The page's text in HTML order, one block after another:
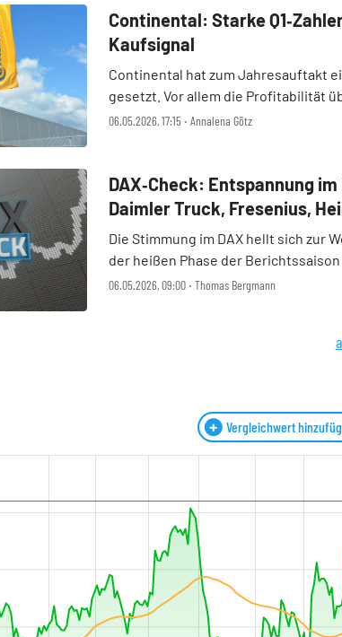
06.05.2026, 17:15 ‧ Annalena Götz
Continental: Starke
Kaufsignal
Continental hat zum Jahresauftakt
gesetzt. Vor allem die Profitabilität
genau darauf hatte der Markt
06.05.2026, 09:00 ‧ Thomas Bergmann
DAX‑Check: Entspannung im
Daimler Truck, Fresenius,
Infineon, Lufthansa,
Die Stimmung im DAX hellt sich zur
der heißen Phase der
vorsichtigen Entspannungssignalen
Vergleichwert